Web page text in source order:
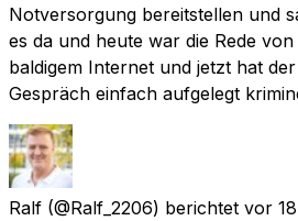
Notversorgung bereitstellen und
es da und heute war die Rede
baldigem Internet und jetzt hat
Gespräch einfach aufgelegt
Ralf (@Ralf_2206) berichtet vor